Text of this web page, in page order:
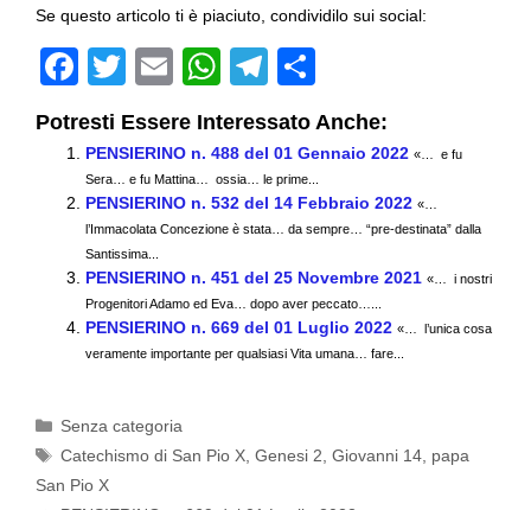
Se questo articolo ti è piaciuto, condividilo sui social:
F
c
e
b
o
o
k
T
wi
tt
er
E
m
ail
W
at
s
A
p
T
el
e
gr
a
o
n
di
vi
Potresti Essere Interessato Anche:
PENSIERINO n. 488 del 01 Gennaio 2022 «… e fu
Sera… e fu Mattina… ossia… le prime...
PENSIERINO n. 532 del 14 Febbraio 2022 «…
l’Immacolata Concezione è stata… da sempre… “pre-destinata” dalla
Santissima...
PENSIERINO n. 451 del 25 Novembre 2021 «… i nostri
Progenitori Adamo ed Eva… dopo aver peccato…...
PENSIERINO n. 669 del 01 Luglio 2022 «… l’unica cosa
veramente importante per qualsiasi Vita umana… fare...
Categorie
Senza categoria
Tag
Catechismo di San Pio X,Genesi 2,Giovanni 14, papa
San Pio X